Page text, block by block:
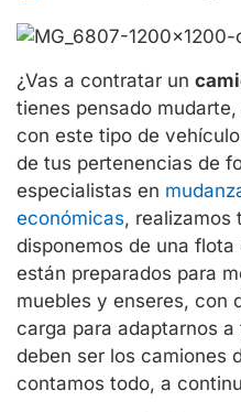
¿Vas a contratar un
tienes pensado
con este tipo de
de tus pertenencias de
especialistas en
económicas, realizamos
disponemos de una
están preparados para
muebles y enseres, con
carga para adaptarnos
deben ser los camiones
contamos todo, a